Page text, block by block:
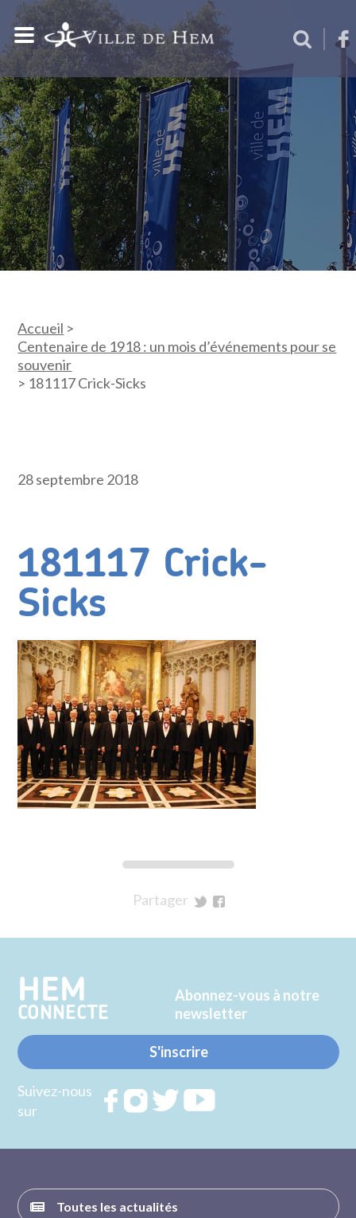
Accueil >
Centenaire de 1918 : un mois d’événements pour se
souvenir
> 181117 Crick-Sicks
28 septembre 2018
181117 Crick-
Sicks
Partager
Twitter
Facebook
HEM
CONNECTE
Abonnez-vous à notre
newsletter
S'inscrire
Suivez-nous
sur
RejoignezRejoignezRejoignez
Toutes les actualités